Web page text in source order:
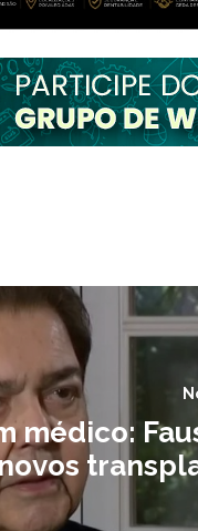
médico: